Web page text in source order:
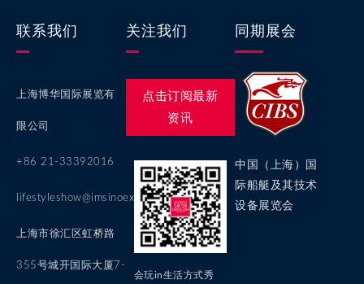
联系我们
上海博华国际展览有
限公司
+86 21-33392016
lifestyleshow@imsinoexpo.com
上海市徐汇区虹桥路
355号城开国际大厦7-
关注我们
点击订阅最新
资讯
会玩in生活方式秀
同期展会
中国（上海）国
际船艇及其技术
设备展览会